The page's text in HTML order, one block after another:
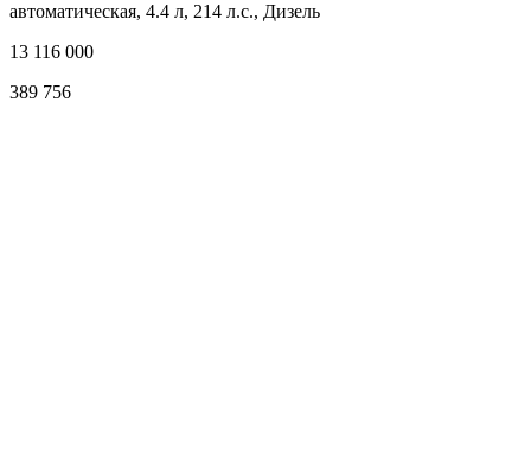
автоматическая, 4.4 л, 214 л.с., Дизель
13 116 000
389 756